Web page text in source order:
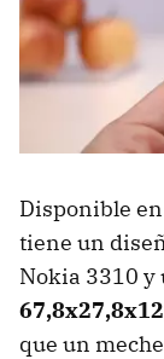
Disponible
tiene un
Nokia 3310 y
que un